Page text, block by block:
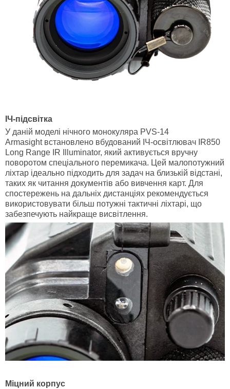
ІЧ-підсвітка
У даній моделі нічного монокуляра PVS-14
Armasight встановлено вбудований ІЧ-освітлювач IR850
Long Range IR Illuminator, який активується вручну
поворотом спеціального перемикача. Цей малопотужний
ліхтар ідеально підходить для задач на близькій відстані,
таких як читання документів або вивчення карт. Для
спостережень на дальніх дистанціях рекомендується
використовувати більш потужні тактичні ліхтарі, що
забезпечують найкраще висвітлення.
Міцний корпус